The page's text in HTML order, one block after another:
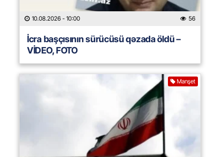
10.08.2026 - 10:00 56
İcra başçısının sürücüsü qəzada öldü –
VİDEO, FOTO
Manşet